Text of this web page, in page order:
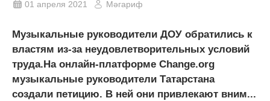
01 апреля 2021 Мәгариф
Музыкальные руководители ДОУ обратились к
властям из-за неудовлетворительных условий
труда.На онлайн-платформе Change.org
музыкальные руководители Татарстана
создали петицию. В ней они привлекают вним...